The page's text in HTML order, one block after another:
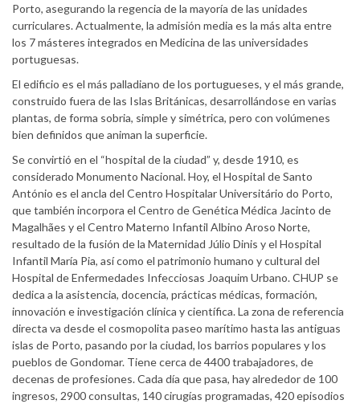
Porto, asegurando la regencia de la mayoría de las unidades
curriculares. Actualmente, la admisión media es la más alta entre
los 7 másteres integrados en Medicina de las universidades
portuguesas.
El edificio es el más palladiano de los portugueses, y el más grande,
construido fuera de las Islas Británicas, desarrollándose en varias
plantas, de forma sobria, simple y simétrica, pero con volúmenes
bien definidos que animan la superficie.
Se convirtió en el “hospital de la ciudad” y, desde 1910, es
considerado Monumento Nacional. Hoy, el Hospital de Santo
António es el ancla del Centro Hospitalar Universitário do Porto,
que también incorpora el Centro de Genética Médica Jacinto de
Magalhães y el Centro Materno Infantil Albino Aroso Norte,
resultado de la fusión de la Maternidad Júlio Dinis y el Hospital
Infantil María Pia, así como el patrimonio humano y cultural del
Hospital de Enfermedades Infecciosas Joaquim Urbano. CHUP se
dedica a la asistencia, docencia, prácticas médicas, formación,
innovación e investigación clínica y científica. La zona de referencia
directa va desde el cosmopolita paseo marítimo hasta las antiguas
islas de Porto, pasando por la ciudad, los barrios populares y los
pueblos de Gondomar. Tiene cerca de 4400 trabajadores, de
decenas de profesiones. Cada día que pasa, hay alrededor de 100
ingresos, 2900 consultas, 140 cirugías programadas, 420 episodios